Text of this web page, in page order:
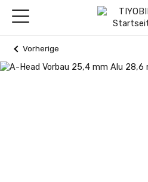
Vorherige